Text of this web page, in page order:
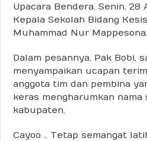
Upacara Bendera, Senin, 28
Kepala Sekolah Bidang
Muhammad Nur Mappesona,
Dalam pesannya, Pak Bobi,
menyampaikan ucapan
anggota tim dan pembina
keras mengharumkan nama
kabupaten.
Cayoo .. Tetap semangat